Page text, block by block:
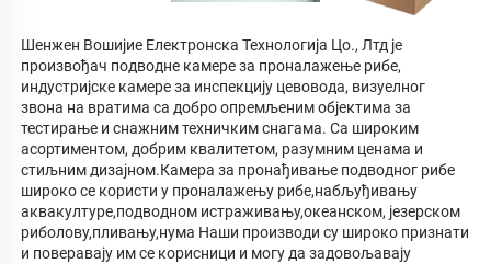
Шенжен Вошијие Електронска Технологија Цо., Лтд је
произвођач подводне камере за проналажење рибе,
индустријске камере за инспекцију цевовода, визуелног
звона на вратима са добро опремљеним објектима за
тестирање и снажним техничким снагама. Са широким
асортиментом, добрим квалитетом, разумним ценама и
стиљним дизајном.Камера за пронађивање подводног рибе
широко се користи у проналажењу рибе,набљуђивању
аквакултуре,подводном истраживању,океанском, језерском
риболову,пливању,нума Наши производи су широко признати
и поверавају им се корисници и могу да задовољавају